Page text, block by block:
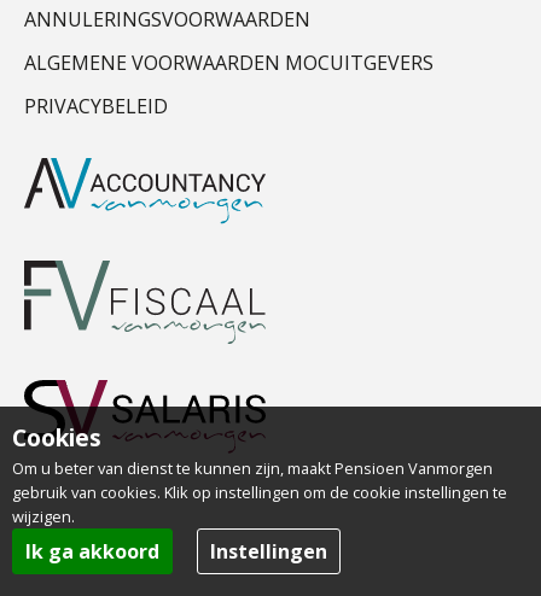
ANNULERINGSVOORWAARDEN
ALGEMENE VOORWAARDEN MOCUITGEVERS
PRIVACYBELEID
Cookies
Om u beter van dienst te kunnen zijn, maakt Pensioen Vanmorgen
gebruik van cookies. Klik op instellingen om de cookie instellingen te
wijzigen.
Ik ga akkoord Instellingen